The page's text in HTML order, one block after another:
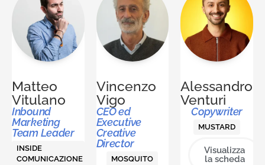
Matteo
Vitulano
Inbound
Marketing
Team Leader
INSIDE
COMUNICAZIONE
Vincenzo
Vigo
CEO ed
Executive
Creative
Director
MOSQUITO
Alessandro
Venturi
Copywriter
MUSTARD
Visualizza
la scheda